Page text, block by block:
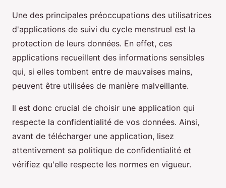
Une des principales préoccupations des utilisatrices
d'applications de suivi du cycle menstruel est la
protection de leurs données. En effet, ces
applications recueillent des informations sensibles
qui, si elles tombent entre de mauvaises mains,
peuvent être utilisées de manière malveillante.
Il est donc crucial de choisir une application qui
respecte la confidentialité de vos données. Ainsi,
avant de télécharger une application, lisez
attentivement sa politique de confidentialité et
vérifiez qu'elle respecte les normes en vigueur.